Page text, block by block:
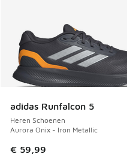
adidas Runfalcon 5
Heren Schoenen
Aurora Onix - Iron Metallic
€ 59,99